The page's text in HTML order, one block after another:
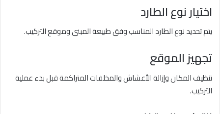
اختيار نوع الطارد
يتم تحديد نوع الطارد المناسب وفق طبيعة المبنى وموقع التركيب.
تجهيز الموقع
تنظيف المكان وإزالة الأعشاش والمخلفات المتراكمة قبل بدء عملية
التركيب.